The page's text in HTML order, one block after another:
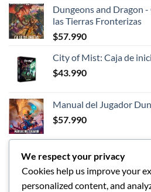
original
era:
actual
es:
Dungeons and Dragon
las Tierras Fronterizas
$57.990
City of Mist: Caja de
$43.990
Manual del Jugador
$57.990
LOS MEJORES
We respect your privacy
Cookies help us improve your
personalized content, and